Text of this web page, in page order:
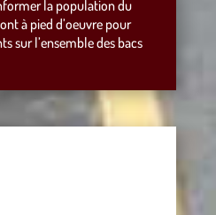
la population du
à pied d’oeuvre pour
sur l’ensemble des bacs